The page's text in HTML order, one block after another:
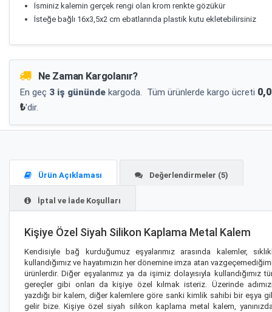
İsminiz kalemin gerçek rengi olan krom renkte gözükür
İsteğe bağlı 16x3,5x2 cm ebatlarında plastik kutu ekletebilirsiniz
Ne Zaman Kargolanır?
En geç 3 iş gününde kargoda. Tüm ürünlerde kargo ücreti
₺'dir.
Ürün Açıklaması Değerlendirmeler (5)
İptal ve İade Koşulları
Kişiye Özel Siyah Silikon Kaplama Metal Kalem
Kendisiyle bağ kurduğumuz eşyalarımız arasında kalemler,
kullandığımız ve hayatımızın her dönemine imza atan
ürünlerdir. Diğer eşyalarımız ya da işimiz dolayısıyla kullandığımız
gereçler gibi onları da kişiye özel kılmak isteriz. Üzerinde
yazdığı bir kalem, diğer kalemlere göre sanki kimlik sahibi bir eşya
gelir bize. Kişiye özel siyah silikon kaplama metal kalem,